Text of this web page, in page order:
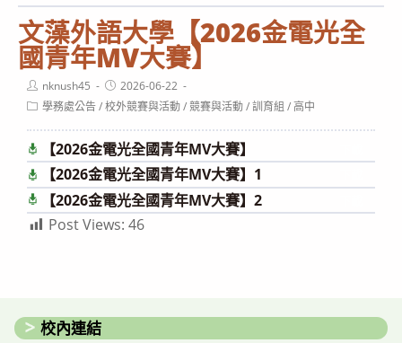
文藻外語大學【2026金電光全
國青年MV大賽】
Post
author:
nknush45
Post
published:
2026-06-22
Post學務處公告/校外競賽與活動/競賽與活動/訓育組 /高中
【2026金電光全國青年MV大賽】
【2026金電光全國青年MV大賽】1
【2026金電光全國青年MV大賽】2
Post Views: 46
校內連結